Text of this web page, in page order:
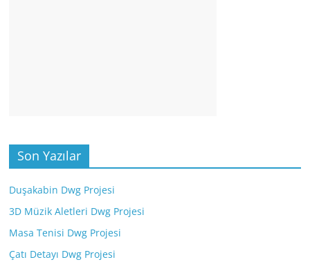
Son Yazılar
Duşakabin Dwg Projesi
3D Müzik Aletleri Dwg Projesi
Masa Tenisi Dwg Projesi
Çatı Detayı Dwg Projesi